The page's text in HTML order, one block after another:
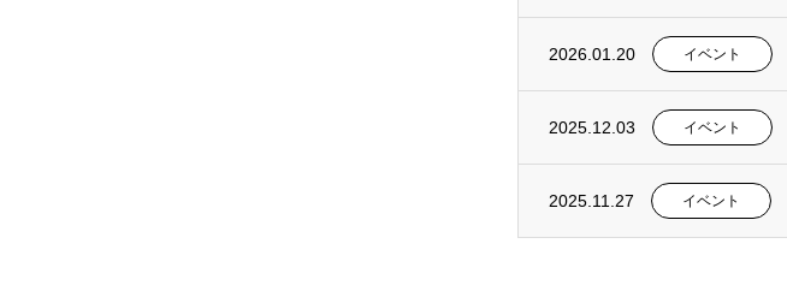
2026.01.20 イベント
2025.12.03 イベント
2025.11.27 イベント